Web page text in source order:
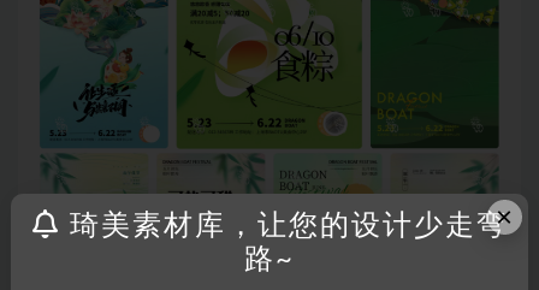
×
琦美素材库，让您的设计少走弯
路~